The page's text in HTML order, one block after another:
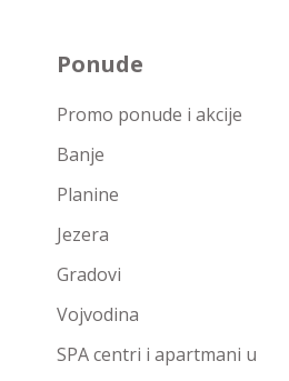
Ponude
Promo ponude i akcije
Banje
Planine
Jezera
Gradovi
Vojvodina
SPA centri i apartmani u